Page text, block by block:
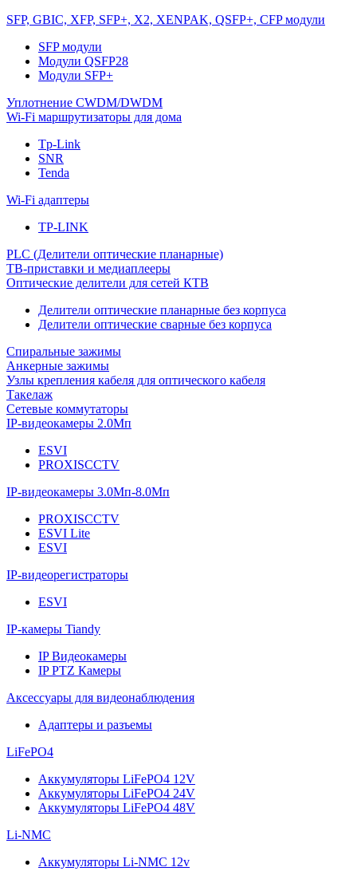
SFP, GBIC, XFP, SFP+, X2, XENPAK, QSFP+, CFP модули
SFP модули
Модули QSFP28
Модули SFP+
Уплотнение CWDM/DWDM
Wi-Fi маршрутизаторы для дома
Tp-Link
SNR
Tenda
Wi-Fi адаптеры
TP-LINK
PLC (Делители оптические планарные)
ТВ-приставки и медиаплееры
Оптические делители для сетей КТВ
Делители оптические планарные без корпуса
Делители оптические сварные без корпуса
Спиральные зажимы
Анкерные зажимы
Узлы крепления кабеля для оптического кабеля
Такелаж
Сетевые коммутаторы
IP-видеокамеры 2.0Мп
ESVI
PROXISCCTV
IP-видеокамеры 3.0Мп-8.0Мп
PROXISCCTV
ESVI Lite
ESVI
IP-видеорегистраторы
ESVI
IP-камеры Tiandy
IP Видеокамеры
IP PTZ Камеры
Аксессуары для видеонаблюдения
Адаптеры и разъемы
LiFePO4
Аккумуляторы LiFePO4 12V
Аккумуляторы LiFePO4 24V
Аккумуляторы LiFePO4 48V
Li-NMC
Аккумуляторы Li-NMC 12v